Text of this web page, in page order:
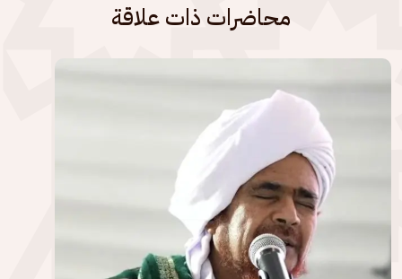
محاضرات ذات علاقة
الصورة